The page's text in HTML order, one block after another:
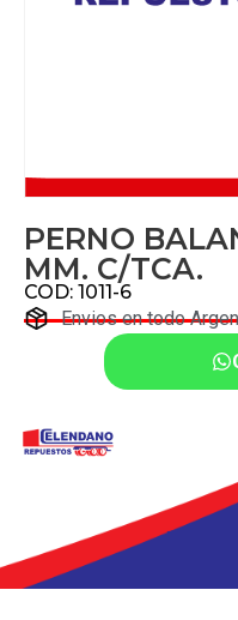
PERNO
MM. C/TCA.
COD: 1011-6
Envios en todo